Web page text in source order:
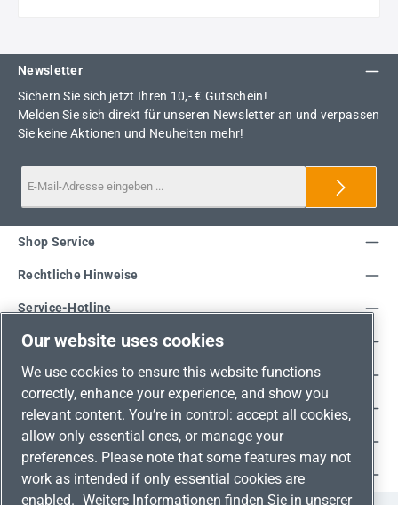
Newsletter
Sichern Sie sich jetzt Ihren 10,- € Gutschein!
Melden Sie sich direkt für unseren Newsletter an und verpassen
Sie keine Aktionen und Neuheiten mehr!
Service-Hotline
Shop Service
Rechtliche Hinweise
Unsere Vorteile
Versandarten
Zahlungsarten
Adresse
Umweltschutz & Partnerschaft
Our website uses cookies
We use cookies to ensure this website functions
correctly, enhance your experience, and show you
relevant content. You’re in control: accept all cookies,
allow only essential ones, or manage your
preferences. Please note that some features may not
work as intended if only essential cookies are
enabled. Weitere Informationen finden Sie in unserer